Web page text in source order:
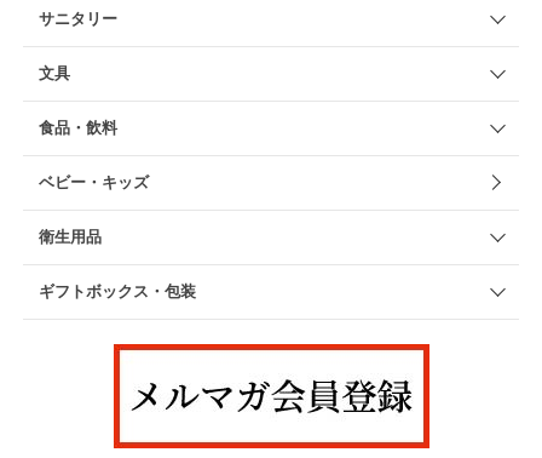
サニタリー
文具
食品・飲料
ベビー・キッズ
衛生用品
ギフトボックス・包装